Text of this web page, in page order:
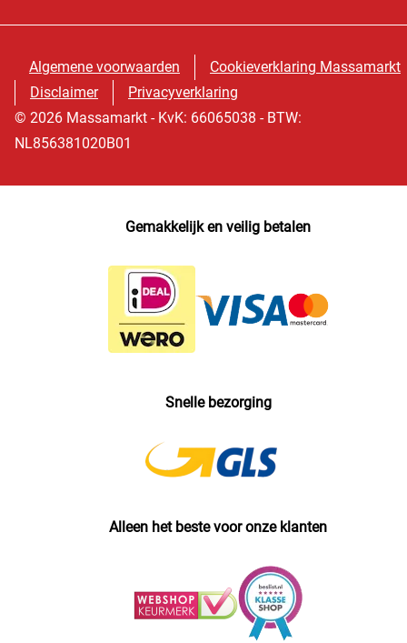
Algemene voorwaarden
Cookieverklaring Massamarkt
Disclaimer
Privacyverklaring
© 2026 Massamarkt - KvK: 66065038 - BTW:
NL856381020B01
Gemakkelijk en veilig betalen
Snelle bezorging
Alleen het beste voor onze klanten